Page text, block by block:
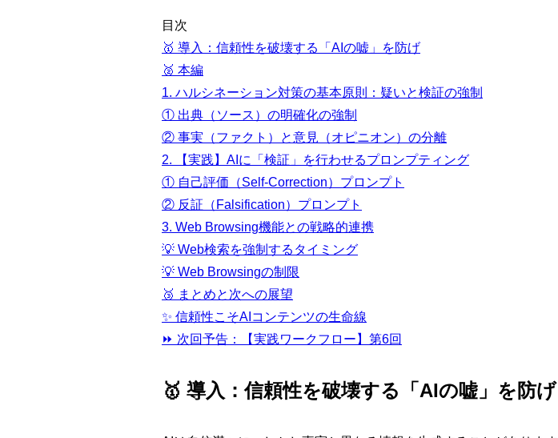
目次
🥇 導入：信頼性を破壊する「AIの嘘」を防げ
🥈 本編
1. ハルシネーション対策の基本原則：疑いと検証の強制
① 出典（ソース）の明確化の強制
② 事実（ファクト）と意見（オピニオン）の分離
2. 【実践】AIに「検証」を行わせるプロンプティング
① 自己評価（Self-Correction）プロンプト
② 反証（Falsification）プロンプト
3. Web Browsing機能との戦略的連携
💡 Web検索を強制するタイミング
💡 Web Browsingの制限
🥉 まとめと次への展望
✨ 信頼性こそAIコンテンツの生命線
⏩ 次回予告：【実践ワークフロー】第6回
🥇 導入：信頼性を破壊する「AIの嘘」を防げ